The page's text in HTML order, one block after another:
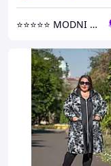
⭐⭐⭐⭐⭐ MODNI ⭐⭐⭐⭐⭐